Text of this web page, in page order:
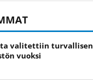
valitettiin turvallisen
vuoksi